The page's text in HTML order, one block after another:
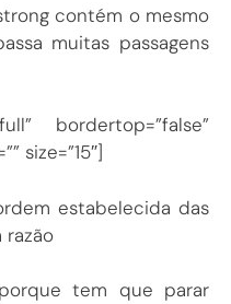
contém o mesmo
muitas passagens
bordertop=”false”
size=”15″]
estabelecida das
razão
tem que parar